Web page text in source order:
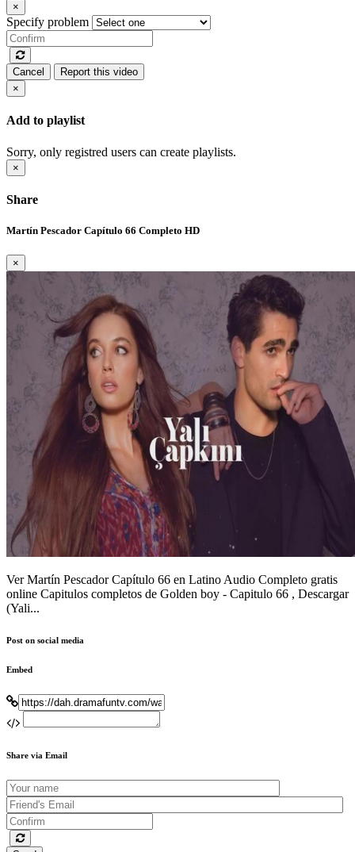
×
Specify problem
Cancel
Report this video
×
Add to playlist
Sorry, only registred users can create playlists.
×
Share
Martín Pescador Capítulo 66 Completo HD
×
Ver Martín Pescador Capítulo 66 en Latino Audio Completo gratis
online Capitulos completos de Golden boy - Capitulo 66 , Descargar
(Yali...
Post on social media
Embed
Share via Email